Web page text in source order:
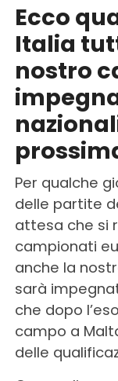
Ecco
Italia
nostro
Per qualche
delle partite
attesa che si
campionati
anche la
sarà
che dopo
campo a
delle